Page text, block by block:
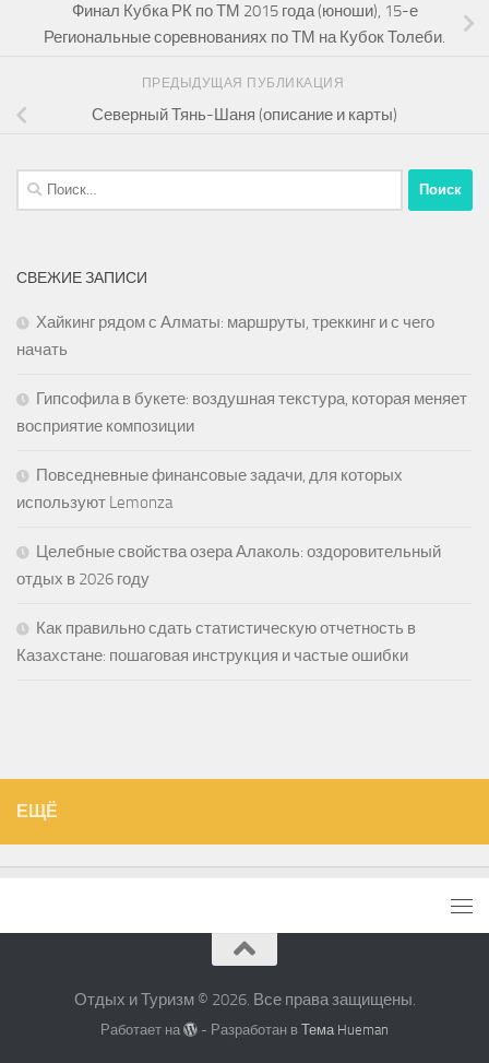
Финал Кубка РК по ТМ 2015 года (юноши), 15-е
Региональные соревнованиях по ТМ на Кубок Толеби.
ПРЕДЫДУЩАЯ ПУБЛИКАЦИЯ
Северный Тянь-Шаня (описание и карты)
Найти:
СВЕЖИЕ ЗАПИСИ
Хайкинг рядом с Алматы: маршруты, треккинг и с чего
начать
Гипсофила в букете: воздушная текстура, которая меняет
восприятие композиции
Повседневные финансовые задачи, для которых
используют Lemonza
Целебные свойства озера Алаколь: оздоровительный
отдых в 2026 году
Как правильно сдать статистическую отчетность в
Казахстане: пошаговая инструкция и частые ошибки
ЕЩЁ
Отдых и Туризм © 2026. Все права защищены.
Работает на - Разработан вТема Hueman